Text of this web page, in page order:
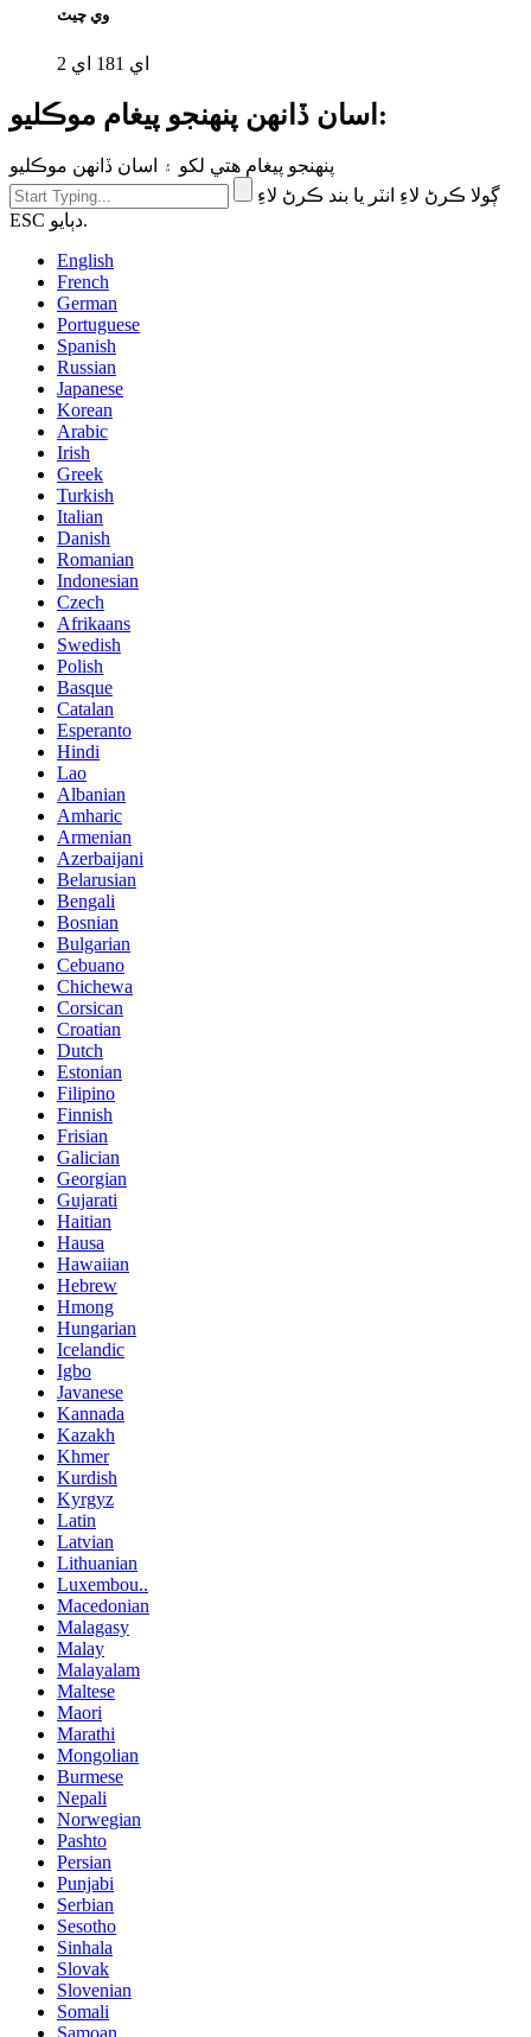
وي چيٽ
اي 181 اي 2
اسان ڏانهن پنهنجو پيغام موڪليو:
پنهنجو پيغام هتي لکو ۽ اسان ڏانهن موڪليو
ڳولا ڪرڻ لاءِ انٽر يا بند ڪرڻ لاءِ
ESC دٻايو.
English
French
German
Portuguese
Spanish
Russian
Japanese
Korean
Arabic
Irish
Greek
Turkish
Italian
Danish
Romanian
Indonesian
Czech
Afrikaans
Swedish
Polish
Basque
Catalan
Esperanto
Hindi
Lao
Albanian
Amharic
Armenian
Azerbaijani
Belarusian
Bengali
Bosnian
Bulgarian
Cebuano
Chichewa
Corsican
Croatian
Dutch
Estonian
Filipino
Finnish
Frisian
Galician
Georgian
Gujarati
Haitian
Hausa
Hawaiian
Hebrew
Hmong
Hungarian
Icelandic
Igbo
Javanese
Kannada
Kazakh
Khmer
Kurdish
Kyrgyz
Latin
Latvian
Lithuanian
Luxembou..
Macedonian
Malagasy
Malay
Malayalam
Maltese
Maori
Marathi
Mongolian
Burmese
Nepali
Norwegian
Pashto
Persian
Punjabi
Serbian
Sesotho
Sinhala
Slovak
Slovenian
Somali